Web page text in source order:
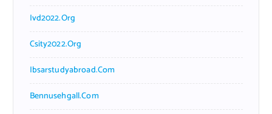
Ivd2022.org
Csity2022.org
Ibsarstudyabroad.com
Bennusehgall.com